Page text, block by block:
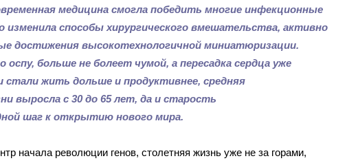
медицина смогла победить многие инфекционные
изменила способы хирургического вмешательства, активно
достижения высокотехнологичной миниатюризации.
оспу, больше не болеет чумой, а пересадка сердца уже
стали жить дольше и продуктивнее, средняя
выросла с 30 до 65 лет, да и старость
шаг к открытию нового мира.
начала революции генов, столетняя жизнь уже не за горами,